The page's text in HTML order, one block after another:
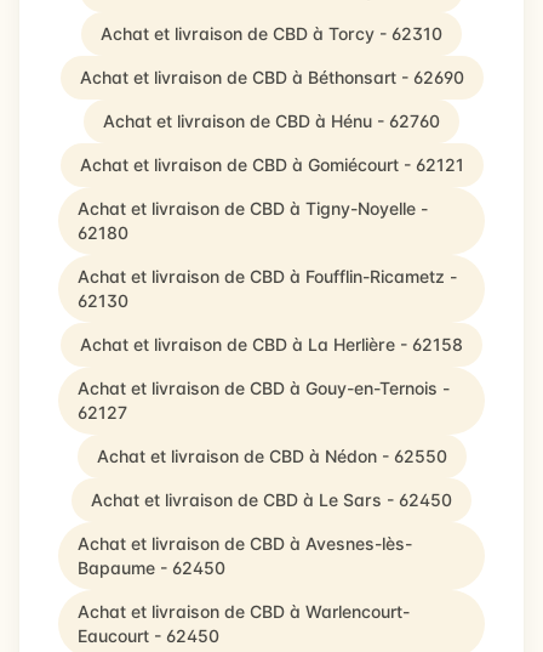
Achat et livraison de CBD à Torcy - 62310
Achat et livraison de CBD à Béthonsart - 62690
Achat et livraison de CBD à Hénu - 62760
Achat et livraison de CBD à Gomiécourt - 62121
Achat et livraison de CBD à Tigny-Noyelle -
62180
Achat et livraison de CBD à Foufflin-Ricametz -
62130
Achat et livraison de CBD à La Herlière - 62158
Achat et livraison de CBD à Gouy-en-Ternois -
62127
Achat et livraison de CBD à Nédon - 62550
Achat et livraison de CBD à Le Sars - 62450
Achat et livraison de CBD à Avesnes-lès-
Bapaume - 62450
Achat et livraison de CBD à Warlencourt-
Eaucourt - 62450